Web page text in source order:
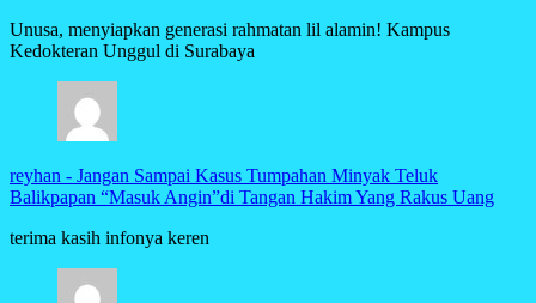
Unusa, menyiapkan generasi rahmatan lil alamin! Kampus
Kedokteran Unggul di Surabaya
reyhan - Jangan Sampai Kasus Tumpahan Minyak Teluk
Balikpapan “Masuk Angin”di Tangan Hakim Yang Rakus Uang
terima kasih infonya keren